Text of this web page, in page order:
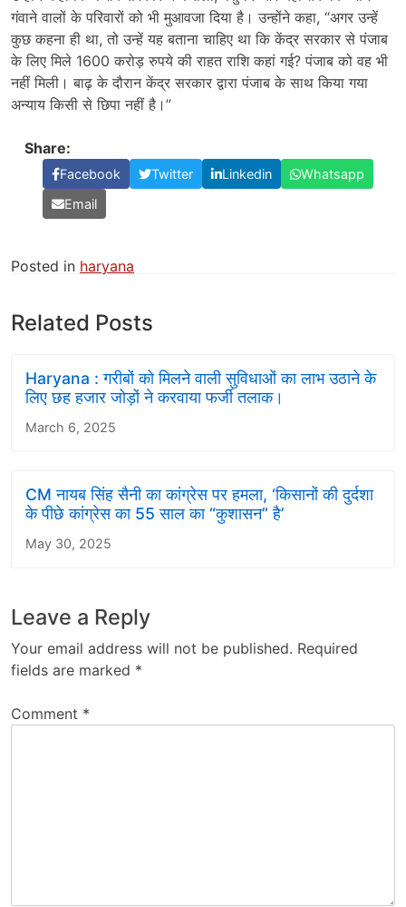
गंवाने वालों के परिवारों को भी मुआवजा दिया है। उन्होंने कहा, “अगर उन्हें
कुछ कहना ही था, तो उन्हें यह बताना चाहिए था कि केंद्र सरकार से पंजाब
के लिए मिले 1600 करोड़ रुपये की राहत राशि कहां गई? पंजाब को वह भी
नहीं मिली। बाढ़ के दौरान केंद्र सरकार द्वारा पंजाब के साथ किया गया
अन्याय किसी से छिपा नहीं है।”
Share:
Facebook Twitter Linkedin
Whatsapp
Email
Posted in haryana
Related Posts
Haryana : गरीबों को मिलने वाली सुविधाओं का लाभ उठाने के
लिए छह हजार जोड़ों ने करवाया फर्जी तलाक।
March 6, 2025
CM नायब सिंह सैनी का कांग्रेस पर हमला, ‘किसानों की दुर्दशा
के पीछे कांग्रेस का 55 साल का “कुशासन” है’
May 30, 2025
Leave a Reply
Your email address will not be published. Required
fields are marked *
Comment *